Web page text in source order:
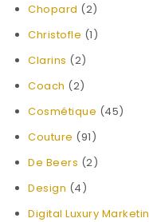
Chopard (2)
Christofle (1)
Clarins (2)
Coach (2)
Cosmétique (45)
Couture (91)
De Beers (2)
Design (4)
Digital Luxury